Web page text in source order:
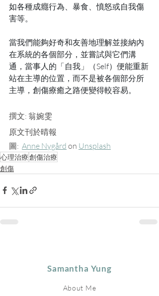
如各種成癮行為、暴食、憤怒或自我傷
害等。
當我們能夠好奇和友善地理解並接納內
在系統的各個部分，並嘗試與它們溝
通，當事人的「自我」（Self）便能重新
站在主導的位置，而不是被各個部分所
主導，創傷療癒之路便變得較容易。
撰文: 翁婉雯
原文刊於晴報
圖: Anne Nygård on Unsplash
心理治療創傷治療
創傷
Samantha Yung
About Me